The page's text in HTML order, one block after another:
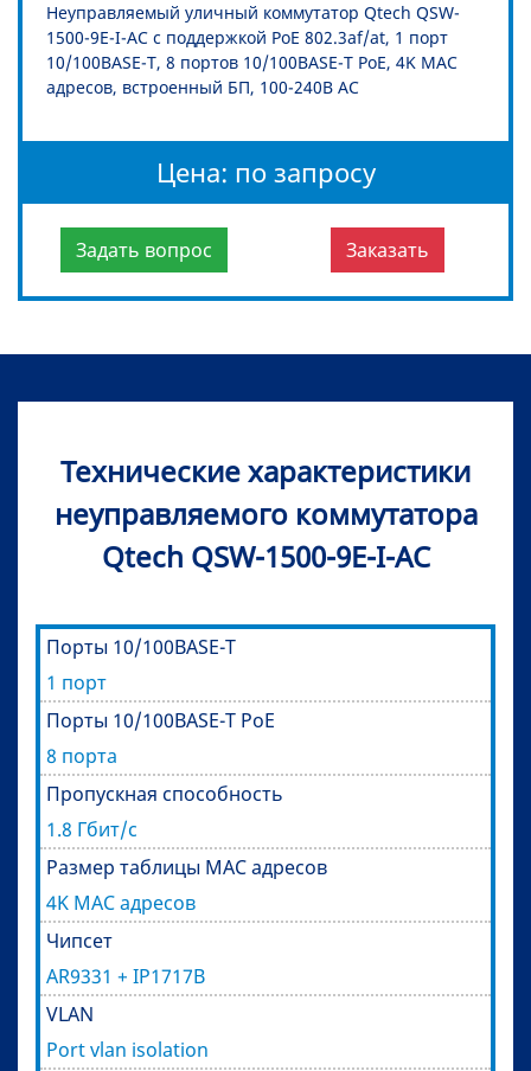
Неуправляемый уличный коммутатор Qtech QSW-
1500-9E-I-AC с поддержкой PoE 802.3af/at, 1 порт
10/100BASE-T, 8 портов 10/100BASE-T PoE, 4K MAC
адресов, встроенный БП, 100-240В AC
Цена: по запросу
Задать вопрос Заказать
Технические характеристики
неуправляемого коммутатора
Qtech QSW-1500-9E-I-AC
Порты 10/100BASE-T
1 порт
Порты 10/100BASE-T PoE
8 порта
Пропускная способность
1.8 Гбит/с
Размер таблицы MAC адресов
4K MAC адресов
Чипсет
AR9331 + IP1717B
VLAN
Port vlan isolation